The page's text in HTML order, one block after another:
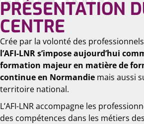
PRÉSENTATION
CENTRE
Crée par la volonté des
l’AFI-LNR s’impose aujourd’hui
formation majeur en matière de
continue en Normandie mais aussi
territoire national.
L’AFI-LNR accompagne les
des compétences dans les métiers